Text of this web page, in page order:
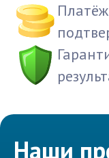
Наши